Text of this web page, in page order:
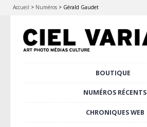
Accueil > Numéros > Gérald Gaudet
BOUTIQUE
NUMÉROS RÉCENTS
CHRONIQUES WEB